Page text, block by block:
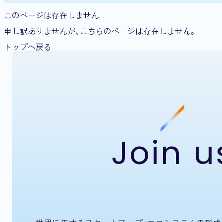
このページは存在しません
申し訳ありませんが、こちらのページは存在しません。
トップへ戻る
Join